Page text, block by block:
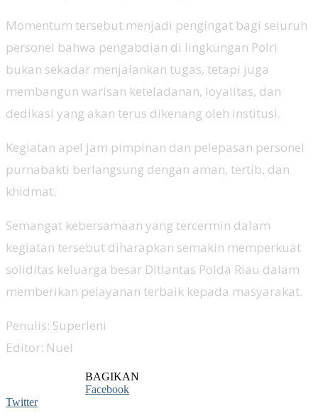
Momentum tersebut menjadi pengingat bagi seluruh
personel bahwa pengabdian di lingkungan Polri
bukan sekadar menjalankan tugas, tetapi juga
membangun warisan keteladanan, loyalitas, dan
dedikasi yang akan terus dikenang oleh institusi.
Kegiatan apel jam pimpinan dan pelepasan personel
purnabakti berlangsung dengan aman, tertib, dan
khidmat.
Semangat kebersamaan yang tercermin dalam
kegiatan tersebut diharapkan semakin memperkuat
soliditas keluarga besar Ditlantas Polda Riau dalam
memberikan pelayanan terbaik kepada masyarakat.
Penulis: Superleni
Editor: Nuel
BAGIKAN
Facebook
Twitter